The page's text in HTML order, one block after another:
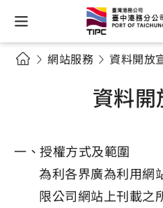
網站服務 資料開放
資料
一、授權方式及範圍
為利各界廣為利用網
限公司網站上刊載之